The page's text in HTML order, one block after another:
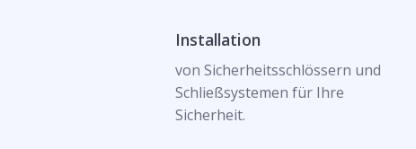
Installation
von Sicherheitsschlössern und
Schließsystemen für Ihre
Sicherheit.